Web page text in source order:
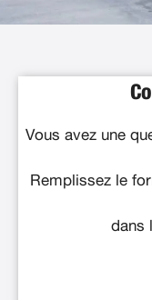
Vous avez une
Remplissez le
dans